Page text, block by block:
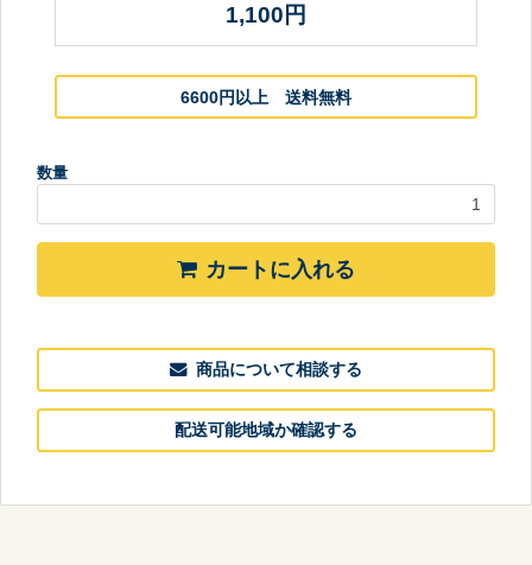
1,100 円
6600円以上 送料無料
数量
カートに入れる
商品について相談する
配送可能地域か確認する